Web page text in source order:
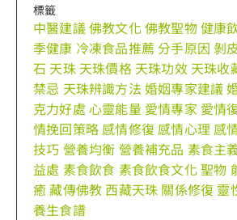
標籤
中醫建議佛教文化佛教聖物健康
季健康 冷凍食品推薦 分手原因 剝
石 天珠 天珠價格 天珠功效 天珠收
禁忌 天珠辨識方法 婚姻專家建議
克力好處 心靈能量 愛情專家 愛情
情挽回策略 感情修復 感情心理 感
技巧 營養均衡 營養補充品 素食主
益處 素食飲食 素食飲食文化聖物
癒藏傳佛教 西藏天珠 關係修復 靈
養生食譜